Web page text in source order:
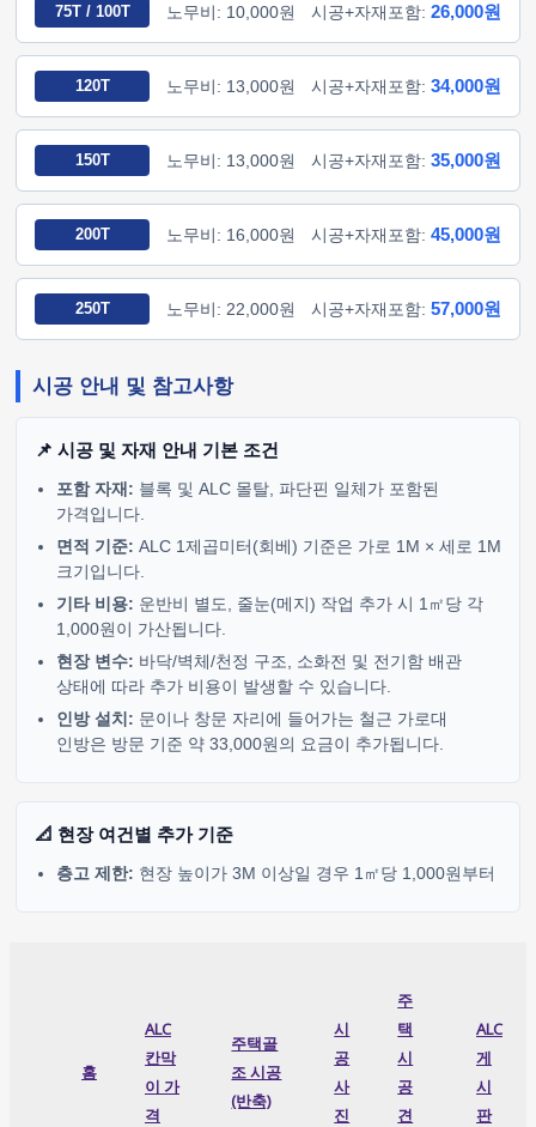
75T / 100T 노무비: 10,000원 시공+자재포함: 26,000원
120T 노무비: 13,000원 시공+자재포함: 34,000원
150T 노무비: 13,000원 시공+자재포함: 35,000원
200T 노무비: 16,000원 시공+자재포함: 45,000원
250T 노무비: 22,000원 시공+자재포함: 57,000원
시공 안내 및 참고사항
📌 시공 및 자재 안내 기본 조건
포함 자재: 블록 및 ALC 몰탈, 파단핀 일체가 포함된
가격입니다.
면적 기준: ALC 1제곱미터(회베) 기준은 가로 1M × 세로 1M
크기입니다.
기타 비용: 운반비 별도, 줄눈(메지) 작업 추가 시 1㎡당 각
1,000원이 가산됩니다.
현장 변수: 바닥/벽체/천정 구조, 소화전 및 전기함 배관
상태에 따라 추가 비용이 발생할 수 있습니다.
인방 설치: 문이나 창문 자리에 들어가는 철근 가로대
인방은 방문 기준 약 33,000원의 요금이 추가됩니다.
📐 현장 여건별 추가 기준
층고 제한: 현장 높이가 3M 이상일 경우 1㎡당 1,000원부터
홈
ALC
칸막
이 가
격
주택골
조 시공
(반축)
시
공
사
진
주
택
시
공
견
ALC
게
시
판